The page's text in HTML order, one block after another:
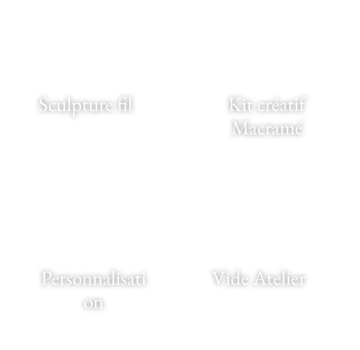
Sculpture fil
Kit créatif
Macramé
Personnalisati
on
Vide Atelier